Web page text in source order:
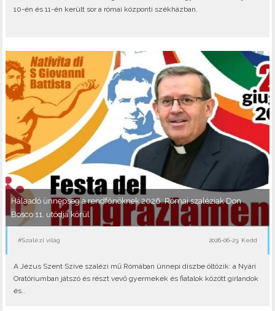
10-én és 11-én került sor a római központi székházban.
Hálaadó ünnepség a rendfőnöknek 2026: Római szaléziak Don
Bosco 11. utódja körül
#Szalézi világ 2026-06-23, Kedd
A Jézus Szent Szíve szalézi mű Rómában ünnepi díszbe öltözik: a Nyári
Oratóriumban játszó és részt vevő gyermekek és fiatalok között girlandok
és..